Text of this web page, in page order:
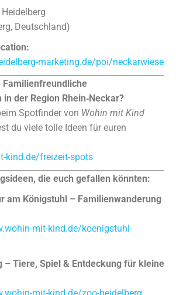
Deutschland)
marketing.de/poi/neckarwiese
Familienfreundliche
der Region Rhein‑Neckar?
Spotfinder von Wohin mit Kind
du viele tolle Ideen für euren
kind.de/freizeit-spots
die euch gefallen könnten:
am Königstuhl – Familienwanderung
mit-kind.de/koenigstuhl-
– Tiere, Spiel & Entdeckung für kleine